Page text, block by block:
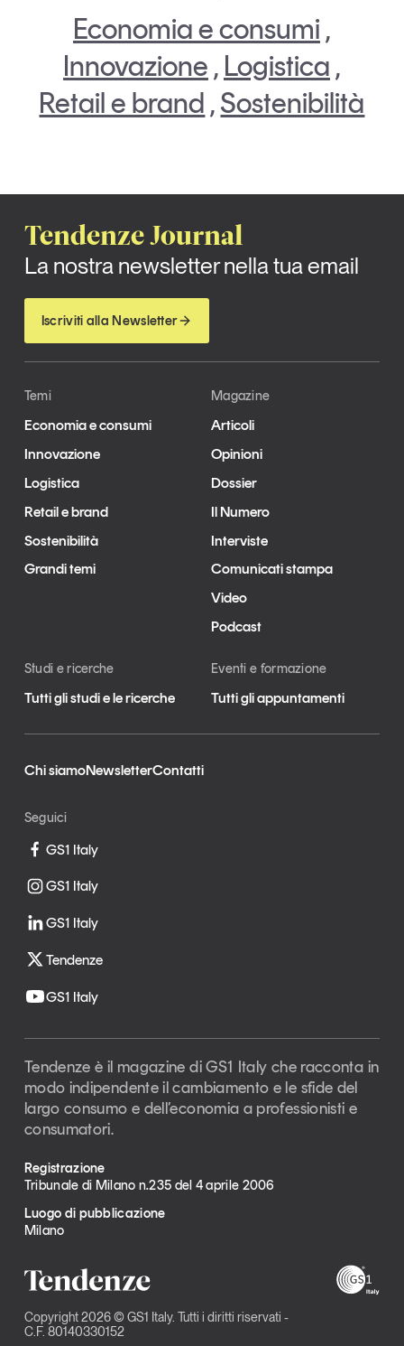
Economia e consumi ,
Innovazione , Logistica ,
Retail e brand ,Sostenibilità
Tendenze Journal
La nostra newsletter nella tua email
Iscriviti alla Newsletter
Temi
Economia e consumi
Innovazione
Logistica
Retail e brand
Sostenibilità
Grandi temi
Magazine
Articoli
Opinioni
Dossier
Il Numero
Interviste
Comunicati stampa
Video
Podcast
Studi e ricerche
Tutti gli studi e le ricerche
Eventi e formazione
Tutti gli appuntamenti
Chi siamoNewsletterContatti
Seguici
GS1 Italy
GS1 Italy
GS1 Italy
Tendenze
GS1 Italy
Tendenze è il magazine di GS1 Italy che racconta in
modo indipendente il cambiamento e le sfide del
largo consumo e dell’economia a professionisti e
consumatori.
Registrazione
Tribunale di Milano n.235 del 4 aprile 2006
Luogo di pubblicazione
Milano
Copyright 2026 © GS1 Italy. Tutti i diritti riservati -
C.F. 80140330152